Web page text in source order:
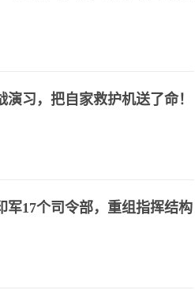
习，把自家救护机送了命！
军17个司令部，重组指挥结构